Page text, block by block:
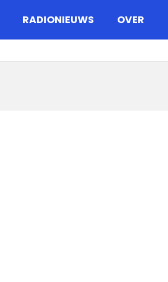
RADIONIEUWS OVER